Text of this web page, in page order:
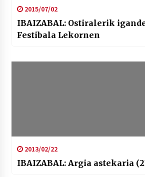
2015/07/02
IBAIZABAL: Ostiralerik
Festibala Lekornen
2013/02/22
IBAIZABAL: Argia astekaria